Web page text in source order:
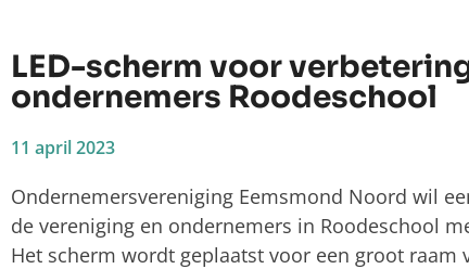
LED-scherm voor
ondernemers Roodeschool
11 april 2023
Ondernemersvereniging Eemsmond Noord wil
de vereniging en ondernemers in Roodeschool
Het scherm wordt geplaatst voor een groot raam